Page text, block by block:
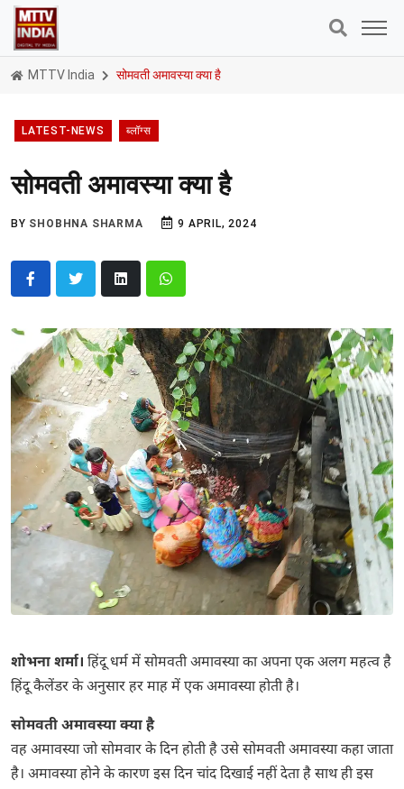
MTTV India सोमवती अमावस्या क्या है
LATEST-NEWS ब्लॉग्स
सोमवती अमावस्या क्या है
BY SHOBHNA SHARMA 9 APRIL, 2024
शोभना शर्मा। हिंदू धर्म में सोमवती अमावस्या का अपना एक अलग महत्व है
हिंदू कैलेंडर के अनुसार हर माह में एक अमावस्या होती है।
सोमवती अमावस्या क्या है
वह अमावस्या जो सोमवार के दिन होती है उसे सोमवती अमावस्या कहा जाता
है। अमावस्या होने के कारण इस दिन चांद दिखाई नहीं देता है साथ ही इस